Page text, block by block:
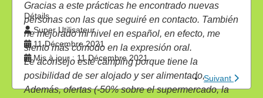
Gracias a este prácticas he encontrado nuevas
personas con las que seguiré en contacto. También
he mejorado mi nivel en español, en efecto, me
siento más cómodo en la expresión oral.
Le aconsejo este camping porque tiene la
posibilidad de ser alojado y ser alimentado,
Además, ofertas (-50% sobre el supermercado, la
Détails
Super Utilisateur
11 Décembre 2021
Mis à jour : 11 Décembre 2021
Suivant